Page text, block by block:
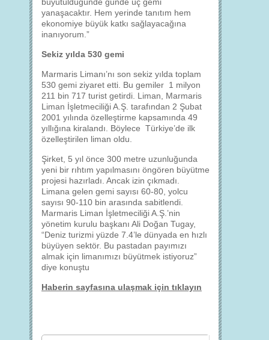
yanaşacaktır. Hem yerinde tanıtım hem
ekonomiye büyük katkı sağlayacağına
inanıyorum.”
Sekiz yılda 530 gemi
Marmaris Limanı’nı son sekiz yılda toplam
530 gemi ziyaret etti. Bu gemiler 1 milyon
211 bin 717 turist getirdi. Liman, Marmaris
Liman İşletmeciliği A.Ş. tarafından 2 Şubat
2001 yılında özelleştirme kapsamında 49
yıllığına kiralandı. Böylece Türkiye’de ilk
özelleştirilen liman oldu.
Şirket, 5 yıl önce 300 metre uzunluğunda
yeni bir rıhtım yapılmasını öngören büyütme
projesi hazırladı. Ancak izin çıkmadı.
Limana gelen gemi sayısı 60-80, yolcu
sayısı 90-110 bin arasında sabitlendi.
Marmaris Liman İşletmeciliği A.Ş.’nin
yönetim kurulu başkanı Ali Doğan Tugay,
“Deniz turizmi yüzde 7.4’le dünyada en hızlı
büyüyen sektör. Bu pastadan payımızı
almak için limanımızı büyütmek istiyoruz”
diye konuştu
Haberin sayfasına ulaşmak için tıklayın